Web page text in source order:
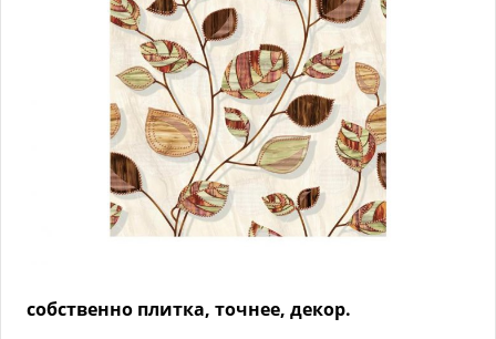
собственно плитка, точнее, декор.